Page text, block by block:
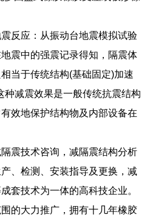
反应：从振动台地震模拟试验
震中的强震记录得知，隔震体
当于传统结构(基础固定)加速
种减震效果是一般传统抗震结构
效地保护结构物及内部设备在
震技术咨询，减隔震结构分析
、检测、安装指导及更换，减
套技术为一体的高科技企业。
的大力推广，拥有十几年橡胶